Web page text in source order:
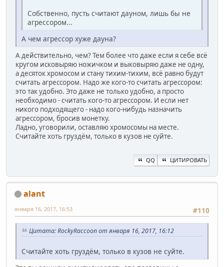
Собственно, пусть считают дауном, лишь бы не
агрессором...
А чем агрессор хуже дауна?
А действительно, чем? Тем более что даже если я себе всё
кругом исковыряю ножичком и выковыряю даже не одну,
а десяток хромосом и стану тихим-тихим, всё равно будут
считать агрессором. Надо же кого-то считать агрессором:
это так удобно. Это даже не только удобно, а просто
необходимо - считать кого-то агрессором. И если нет
никого подходящего - надо кого-нибудь назначить
агрессором, бросив монетку.
Ладно, уговорили, оставляю хромосомы на месте.
Считайте хоть груздём, только в кузов не суйте.
QQ ЦИТИРОВАТЬ
alant
#110
января 16, 2017, 16:53
Цитата: RockyRaccoon от января 16, 2017, 16:12
Считайте хоть груздём, только в кузов не суйте.